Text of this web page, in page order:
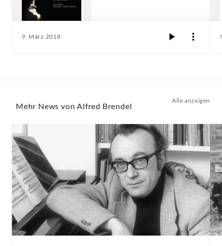
9. März 2018
Mehr News von Alfred Brendel
Alle anzeigen